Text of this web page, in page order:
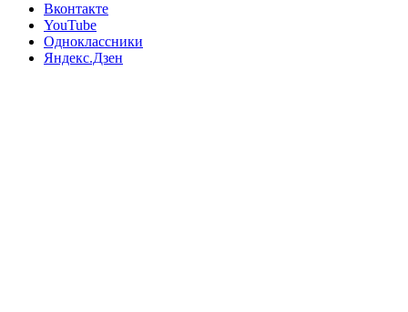
Вконтакте
YouTube
Одноклассники
Яндекс.Дзен